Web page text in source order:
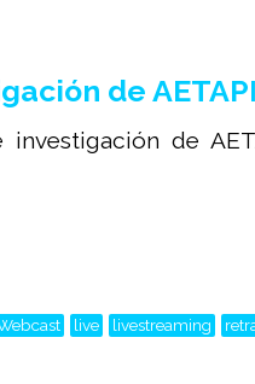
de AETAPI
de
live livestreaming